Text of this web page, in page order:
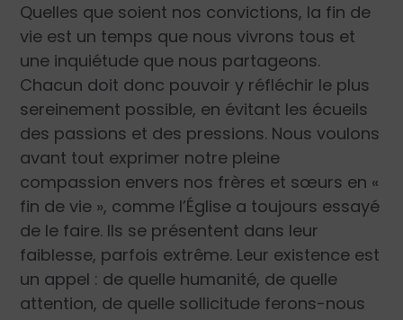
Quelles que soient nos convictions, la fin de
vie est un temps que nous vivrons tous et
une inquiétude que nous partageons.
Chacun doit donc pouvoir y réfléchir le plus
sereinement possible, en évitant les écueils
des passions et des pressions. Nous voulons
avant tout exprimer notre pleine
compassion envers nos frères et sœurs en «
fin de vie », comme l’Église a toujours essayé
de le faire. Ils se présentent dans leur
faiblesse, parfois extrême. Leur existence est
un appel : de quelle humanité, de quelle
attention, de quelle sollicitude ferons-nous